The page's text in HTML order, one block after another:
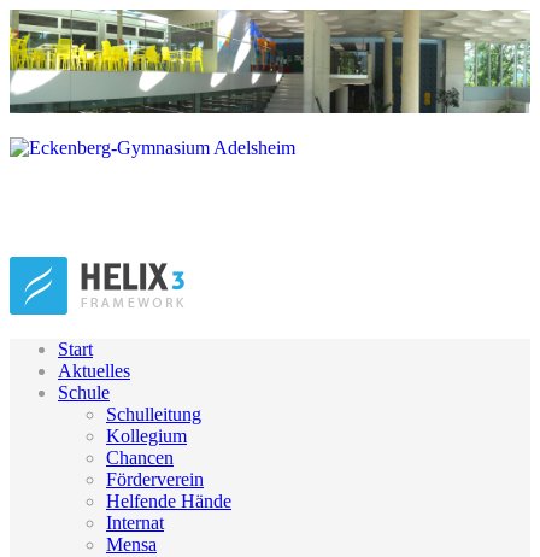
Start
Aktuelles
Schule
Schulleitung
Kollegium
Chancen
Förderverein
Helfende Hände
Internat
Mensa